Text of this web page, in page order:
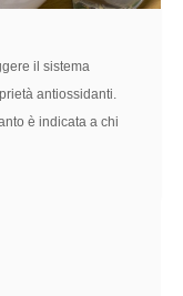
il sistema
antiossidanti.
è indicata a chi